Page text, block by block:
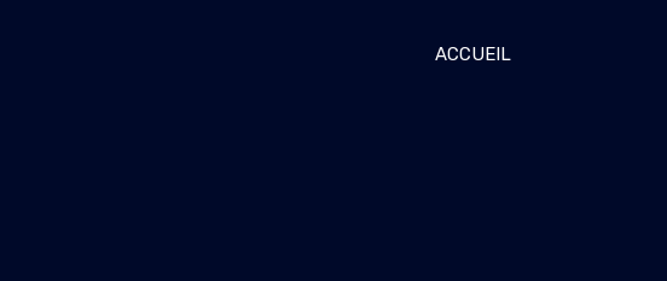
ACCUEIL